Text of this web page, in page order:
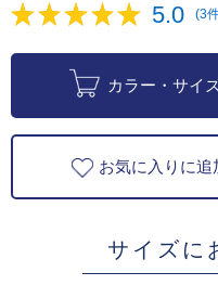
5.0 (3
カラー・サイ
お気に入りに追
サイズに